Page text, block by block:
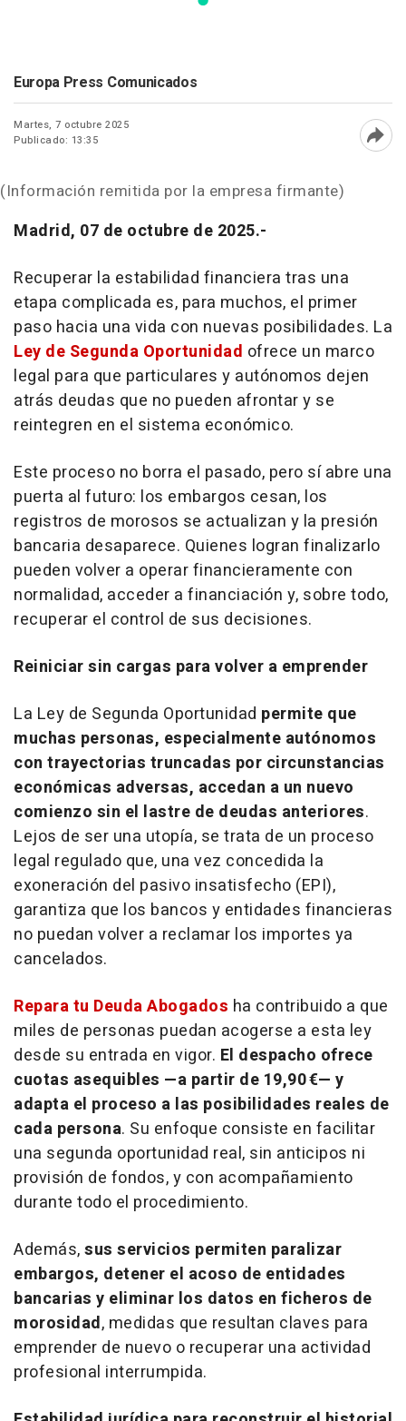
Europa Press Comunicados
Martes, 7 octubre 2025
Publicado: 13:35
(Información remitida por la empresa firmante)
Madrid, 07 de octubre de 2025.-
Recuperar la estabilidad financiera tras una
etapa complicada es, para muchos, el primer
paso hacia una vida con nuevas posibilidades. La
Ley de Segunda Oportunidad ofrece un marco
legal para que particulares y autónomos dejen
atrás deudas que no pueden afrontar y se
reintegren en el sistema económico.
Este proceso no borra el pasado, pero sí abre una
puerta al futuro: los embargos cesan, los
registros de morosos se actualizan y la presión
bancaria desaparece. Quienes logran finalizarlo
pueden volver a operar financieramente con
normalidad, acceder a financiación y, sobre todo,
recuperar el control de sus decisiones.
Reiniciar sin cargas para volver a emprender
La Ley de Segunda Oportunidad permite que
muchas personas, especialmente autónomos
con trayectorias truncadas por circunstancias
económicas adversas, accedan a un nuevo
comienzo sin el lastre de deudas anteriores.
Lejos de ser una utopía, se trata de un proceso
legal regulado que, una vez concedida la
exoneración del pasivo insatisfecho (EPI),
garantiza que los bancos y entidades financieras
no puedan volver a reclamar los importes ya
cancelados.
Repara tu Deuda Abogados ha contribuido a que
miles de personas puedan acogerse a esta ley
desde su entrada en vigor. El despacho ofrece
cuotas asequibles —a partir de 19,90 €— y
adapta el proceso a las posibilidades reales de
cada persona. Su enfoque consiste en facilitar
una segunda oportunidad real, sin anticipos ni
provisión de fondos, y con acompañamiento
durante todo el procedimiento.
Además,sus servicios permiten paralizar
embargos, detener el acoso de entidades
bancarias y eliminar los datos en ficheros de
morosidad, medidas que resultan claves para
emprender de nuevo o recuperar una actividad
profesional interrumpida.